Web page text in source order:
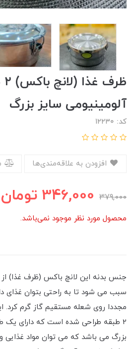
آلومینیومی سایز بزرگ
کد: ۱۲۲۳۰
379,000
346,000 تومان
محصول مورد نظر موجود نمی‌باشد.
جنس بدنه این لانچ باکس (ظرف غذا)
سبب می شود تا به راحتی بتوان غذای
مجددا روی شعله مستقیم گاز گرم
2 طبقه طراحی شده است که دارای
بزرگ می باشد که می توان مواد